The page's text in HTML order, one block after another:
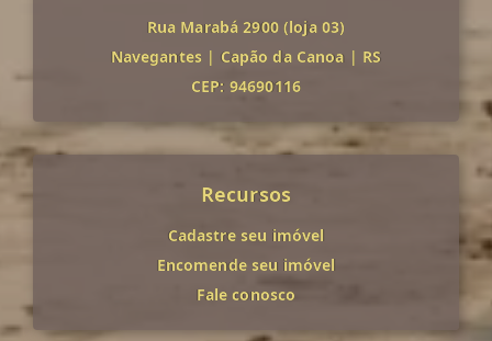
Rua Marabá 2900 (loja 03)
Navegantes | Capão da Canoa | RS
CEP: 94690116
Recursos
Cadastre seu imóvel
Encomende seu imóvel
Fale conosco